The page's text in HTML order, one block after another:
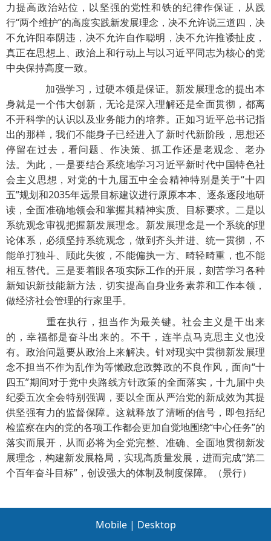
力提高政治站位，以坚强的党性和铁的纪律作保证，从践
行“两个维护”的高度实践新发展理念，决不允许说三道四，决
不允许阳奉阴违，决不允许自作聪明，决不允许推诿扯皮，
真正在思想上、政治上和行动上与以习近平同志为核心的党
中央保持高度一致。
加强学习，过硬本领是保证。新发展理念的提出本
身就是一个伟大创新，无论是深入理解还是全面贯彻，都离
不开科学的认识以及业务能力的培养。正如习近平总书记指
出的那样，我们不能身子已经进入了新时代新阶段，思想还
停留在过去，看问题、作决策、抓工作还是老观念、老办
法。为此，一是要结合系统地学习习近平新时代中国特色社
会主义思想，对党的十九届五中全会精神特别是关于“十四
五”规划和2035年远景目标建议进行原原本本、逐条逐段地研
读，全面准确地领会和掌握其精神实质、目标要求。二是以
系统观念审视把握新发展理念。新发展理念是一个系统的理
论体系，必须坚持系统观念，做到齐头并进、统一贯彻，不
能单打独斗、顾此失彼，不能偏执一方、畸轻畸重，也不能
相互替代。三是要着眼各项实际工作的开展，刻苦学习各种
新知识新技能新方法，切实提高自身业务素养和工作本领，
做经济社会管理的行家里手。
重在执行，担当作为最关键。社会主义是干出来
的，幸福都是奋斗出来的。不干，连半点马克思主义也没
有。政治问题要从政治上来解决。针对现实中贯彻新发展理
念不担当不作为乱作为等懒政怠政弊政的不良作风，面向“十
四五”期间对于党中央路线方针政策的全面落实，十九届中央
纪委五次全会特别强调，要以全面从严治党的新成效为其提
供坚强有力的监督保障。这就释放了清晰的信号，即包括纪
检监察在内的党的各项工作都会更加自觉地围绕“中心任务”的
落实而展开，从而必将为全党完整、准确、全面地贯彻新发
展理念，构建新发展格局，实现高质量发展，进而完成“第二
个百年奋斗目标”，创设强大的体制及制度保障。（景行）
Mobile | Desktop